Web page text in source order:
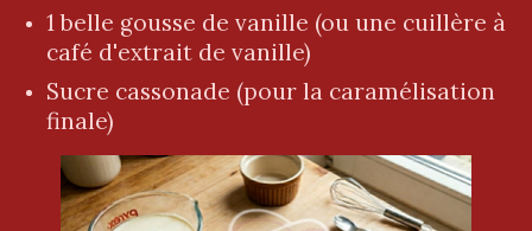
1 belle gousse de vanille (ou une cuillère à
café d'extrait de vanille)
Sucre cassonade (pour la caramélisation
finale)